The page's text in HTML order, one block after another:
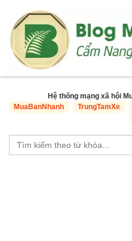
Hệ thống mạng xã hội
MuaBanNhanh
TrungTamXe